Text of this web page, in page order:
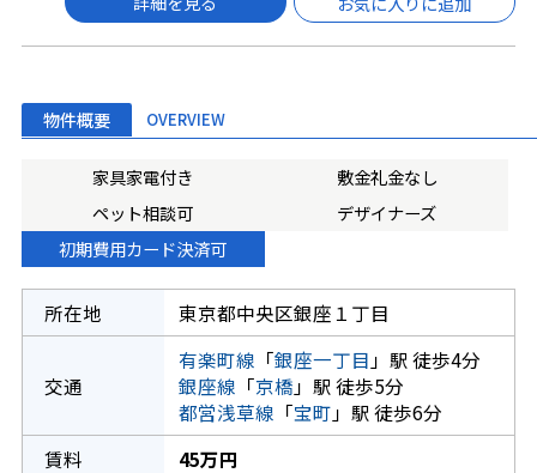
物件概要 OVERVIEW
家具家電付き
敷金礼金なし
ペット相談可
デザイナーズ
初期費用カード決済可
所在地 東京都中央区銀座１丁目
交通
有楽町線 「銀座一丁目 」駅 徒歩4分
銀座線 「京橋 」駅 徒歩5分
都営浅草線 「宝町 」駅 徒歩6分
賃料
45万円